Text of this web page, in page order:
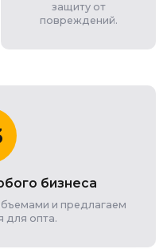
защиту от
повреждений.
бизнеса
и предлагаем
для опта.